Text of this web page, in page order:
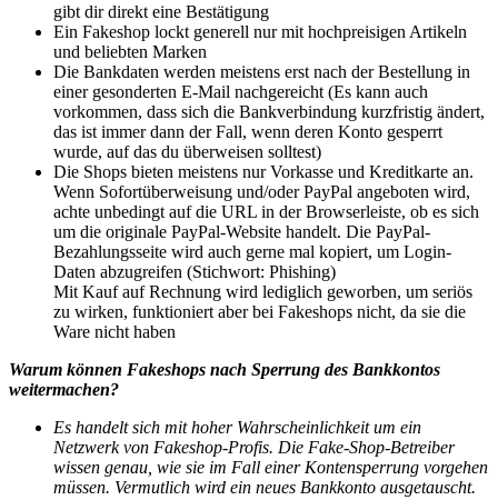
gibt dir direkt eine Bestätigung
Ein Fakeshop lockt generell nur mit hochpreisigen Artikeln
und beliebten Marken
Die Bankdaten werden meistens erst nach der Bestellung in
einer gesonderten E-Mail nachgereicht (Es kann auch
vorkommen, dass sich die Bankverbindung kurzfristig ändert,
das ist immer dann der Fall, wenn deren Konto gesperrt
wurde, auf das du überweisen solltest)
Die Shops bieten meistens nur Vorkasse und Kreditkarte an.
Wenn Sofortüberweisung und/oder PayPal angeboten wird,
achte unbedingt auf die URL in der Browserleiste, ob es sich
um die originale PayPal-Website handelt. Die PayPal-
Bezahlungsseite wird auch gerne mal kopiert, um Login-
Daten abzugreifen (Stichwort: Phishing)
Mit Kauf auf Rechnung wird lediglich geworben, um seriös
zu wirken, funktioniert aber bei Fakeshops nicht, da sie die
Ware nicht haben
Warum können Fakeshops nach Sperrung des Bankkontos
weitermachen?
Es handelt sich mit hoher Wahrscheinlichkeit um ein
Netzwerk von Fakeshop-Profis. Die Fake-Shop-Betreiber
wissen genau, wie sie im Fall einer Kontensperrung vorgehen
müssen. Vermutlich wird ein neues Bankkonto ausgetauscht.